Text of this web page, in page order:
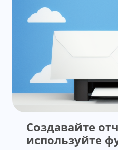
Создавайте
используйте